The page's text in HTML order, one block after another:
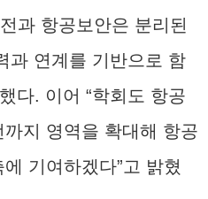
과 항공보안은 분리된
과 연계를 기반으로 함
다. 이어 “학회도 항공
지 영역을 확대해 항공
기여하겠다”고 밝혔